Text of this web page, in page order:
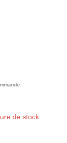
de stock